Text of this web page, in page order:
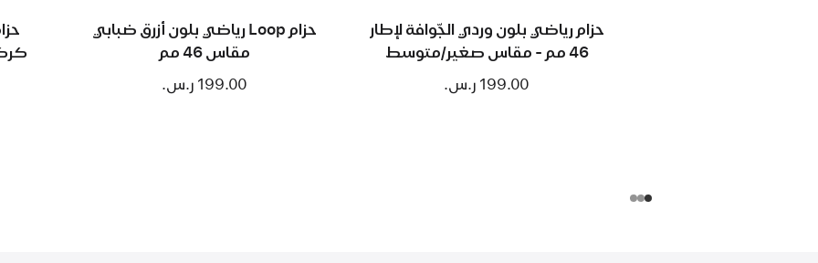
حزام رياضي بلون وردي الجّوافة لإطار
46 مم - مقاس صغير/متوسط
199.00 ر.س.‏
حزام Loop رياضي بلون أزرق ضبابي
مقاس 46 مم
199.00 ر.س.‏
كركمي